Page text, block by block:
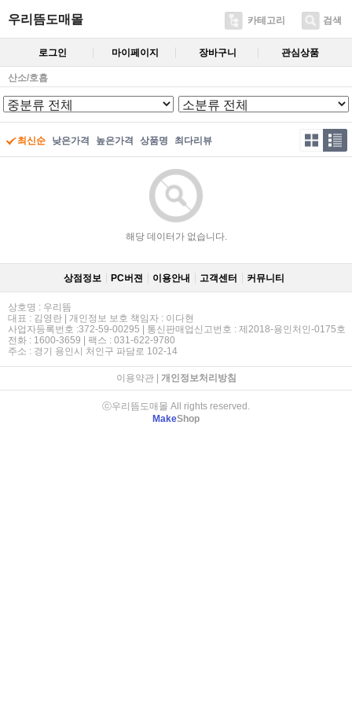
우리뜸도매몰 카테고리 검색
로그인 마이페이지 장바구니 관심상품
산소/호흡
최신순 낮은가격 높은가격 상품명 최다리뷰
해당 데이터가 없습니다.
상점정보 PC버젼 이용안내 고객센터 커뮤니티
상호명 : 우리뜸
대표 : 김영란 | 개인정보 보호 책임자 : 이다현
사업자등록번호 :372-59-00295 | 통신판매업신고번호 : 제2018-용인처인-0175호
전화 : 1600-3659 | 팩스 : 031-622-9780
주소 : 경기 용인시 처인구 파담로 102-14
이용약관| 개인정보처리방침
ⓒ우리뜸도매몰 All rights reserved.
MakeShop